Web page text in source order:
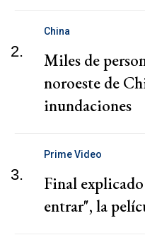
2.
China
Miles de
noroeste de
inundaciones
3.
Prime Video
Final
entrar", la